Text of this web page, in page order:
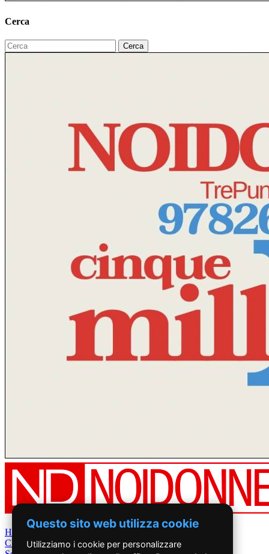
Cerca
Home
Chi Siamo
Questo sito web utilizza cookie
Utilizziamo i cookie per personalizzare